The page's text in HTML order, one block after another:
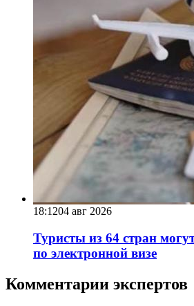
18:1204 авг 2026
Туристы из 64 стран
по электронной визе
Комментарии экспертов